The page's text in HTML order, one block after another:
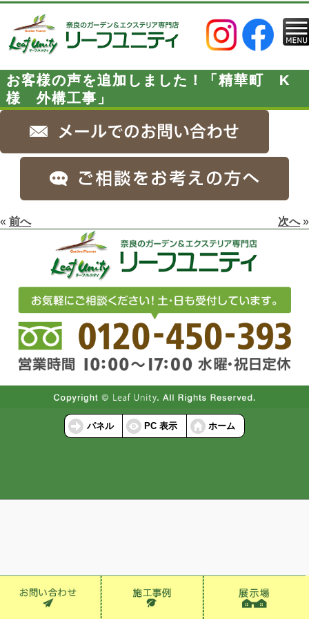
お客様の声を追加しました！「精華町 K
様 外構工事」
« 前へ 次へ»
パネル PC 表示 ホーム